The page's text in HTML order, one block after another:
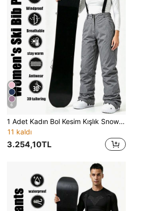
6
1 Adet Kadın Bol Kesim Kışlık Snowboard Pantolonu, Sportif Stil, Çıkarılabilir Askılı Spor Pantolon
11 kaldı
3.254,10TL